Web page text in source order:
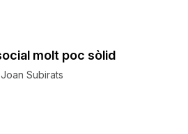
molt poc sòlid
Joan Subirats